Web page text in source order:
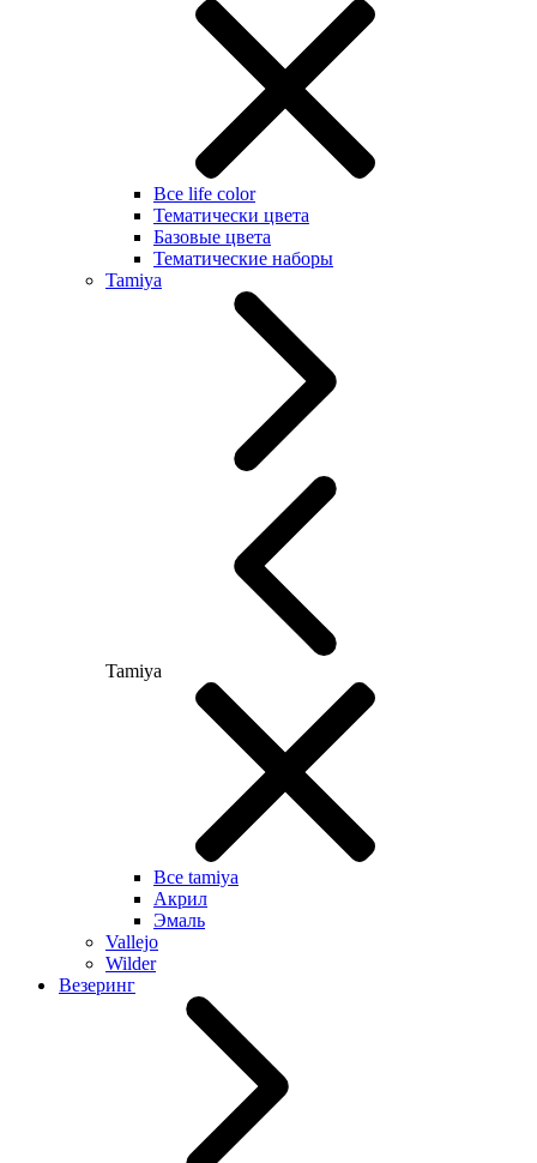
Все life color
Тематически цвета
Базовые цвета
Тематические наборы
Tamiya
Tamiya
Все tamiya
Акрил
Эмаль
Vallejo
Wilder
Везеринг